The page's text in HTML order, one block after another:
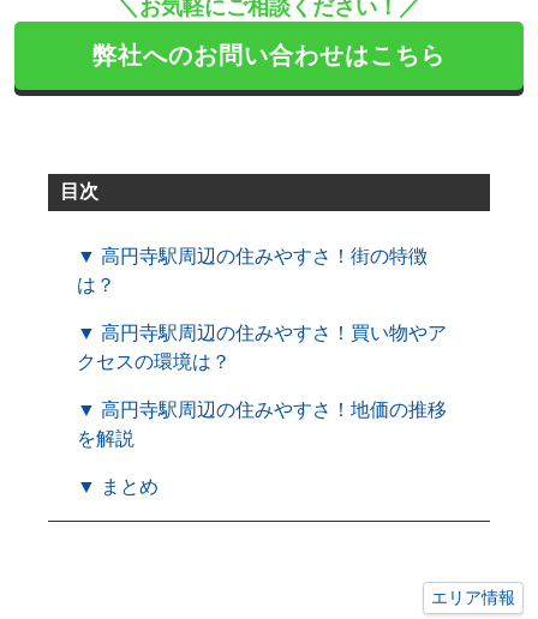
＼お気軽にご相談ください！／
弊社へのお問い合わせはこちら
目次
▼ 高円寺駅周辺の住みやすさ！街の特徴
は？
▼ 高円寺駅周辺の住みやすさ！買い物やア
クセスの環境は？
▼ 高円寺駅周辺の住みやすさ！地価の推移
を解説
▼ まとめ
エリア情報